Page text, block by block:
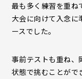
最も多く練習を重ね
大会に向けて入念に
ースでした。
事前テストも重ね、
状態で挑むことがで